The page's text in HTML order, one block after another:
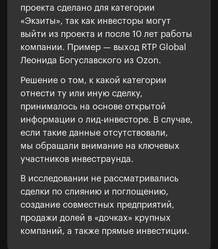
проекта сделано для категории
«Экзиты», так как инвесторы могут
выйти из проекта и после 10 лет работы
компании. Пример — выход RTP Global
Леонида Богуславского из Ozon.
Решение о том, к какой категории
отнести ту или иную сделку,
принималось на основе открытой
информации о лид-инвесторе. В случае,
если такие данные отсутствовали,
мы обращали внимание на ключевых
участников инвестраунда.
В исследовании не рассматривались
сделки по слиянию и поглощению,
создание совместных предприятий,
продажи долей в «дочках» крупных
компаний, а также прямые инвестиции.